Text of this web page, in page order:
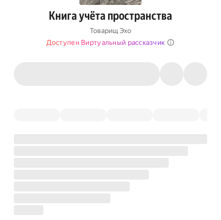
Книга учёта пространства
Товарищ Эхо
Доступен Виртуальный рассказчик